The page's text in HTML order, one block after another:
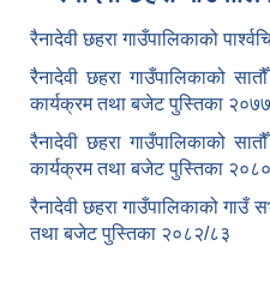
रैनादेवी छहरा गाउँपालिकाको
रैनादेवी छहरा गाउँपालिकाको
कार्यक्रम तथा बजेट पुस्तिका
रैनादेवी छहरा गाउँपालिकाको
कार्यक्रम तथा बजेट पुस्तिका
रैनादेवी छहरा गाउँपालिकाको गाउँ
तथा बजेट पुस्तिका २०८२/८३